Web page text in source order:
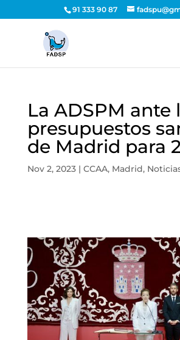
91 333 90 87
La ADSPM ante
presupuestos
de Madrid para
Nov 2, 2023| CCAA, Madrid,